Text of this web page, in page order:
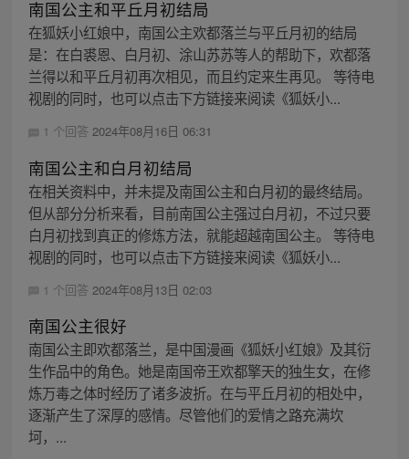
南国公主和平丘月初结局
在狐妖小红娘中，南国公主欢都落兰与平丘月初的结局
是：在白裘恩、白月初、涂山苏苏等人的帮助下，欢都落
兰得以和平丘月初再次相见，而且约定来生再见。 等待电
视剧的同时，也可以点击下方链接来阅读《狐妖小...
1 个回答 2024年08月16日 06:31
南国公主和白月初结局
在相关资料中，并未提及南国公主和白月初的最终结局。
但从部分分析来看，目前南国公主强过白月初，不过只要
白月初找到真正的修炼方法，就能超越南国公主。 等待电
视剧的同时，也可以点击下方链接来阅读《狐妖小...
1 个回答 2024年08月13日 02:03
南国公主很好
南国公主即欢都落兰，是中国漫画《狐妖小红娘》及其衍
生作品中的角色。她是南国帝王欢都擎天的独生女，在修
炼万毒之体时经历了诸多波折。在与平丘月初的相处中，
逐渐产生了深厚的感情。尽管他们的爱情之路充满坎
坷，...